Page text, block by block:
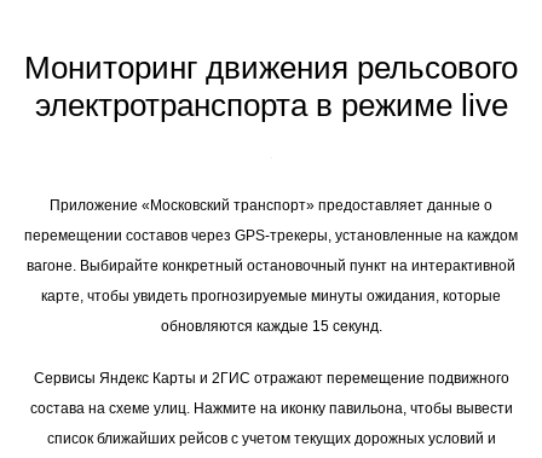
Мониторинг движения рельсового
электротранспорта в режиме live
Приложение «Московский транспорт» предоставляет данные о
перемещении составов через GPS-трекеры, установленные на каждом
вагоне. Выбирайте конкретный остановочный пункт на интерактивной
карте, чтобы увидеть прогнозируемые минуты ожидания, которые
обновляются каждые 15 секунд.
Сервисы Яндекс Карты и 2ГИС отражают перемещение подвижного
состава на схеме улиц. Нажмите на иконку павильона, чтобы вывести
список ближайших рейсов с учетом текущих дорожных условий и